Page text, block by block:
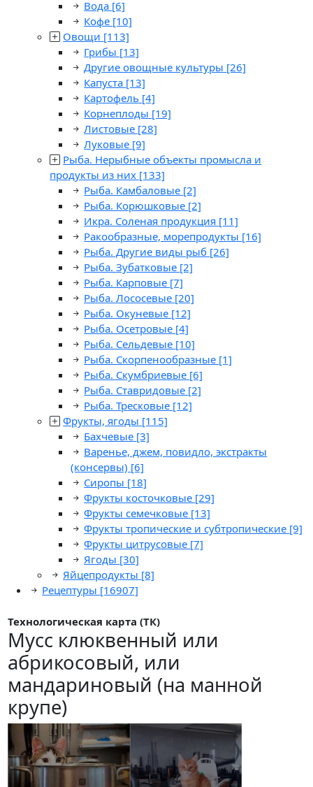
Вода [6]
Кофе [10]
Овощи [113]
Грибы [13]
Другие овощные культуры [26]
Капуста [13]
Картофель [4]
Корнеплоды [19]
Листовые [28]
Луковые [9]
Рыба. Нерыбные объекты промысла и
продукты из них [133]
Рыба. Камбаловые [2]
Рыба. Корюшковые [2]
Икра. Соленая продукция [11]
Ракообразные, морепродукты [16]
Рыба. Другие виды рыб [26]
Рыба. Зубатковые [2]
Рыба. Карповые [7]
Рыба. Лососевые [20]
Рыба. Окуневые [12]
Рыба. Осетровые [4]
Рыба. Сельдевые [10]
Рыба. Скорпенообразные [1]
Рыба. Скумбриевые [6]
Рыба. Ставридовые [2]
Рыба. Тресковые [12]
Фрукты, ягоды [115]
Бахчевые [3]
Варенье, джем, повидло, экстракты
(консервы) [6]
Сиропы [18]
Фрукты косточковые [29]
Фрукты семечковые [13]
Фрукты тропические и субтропические [9]
Фрукты цитрусовые [7]
Ягоды [30]
Яйцепродукты [8]
Рецептуры [16907]
Технологическая карта (ТК)
Мусс клюквенный или
абрикосовый, или
мандариновый (на манной
крупе)